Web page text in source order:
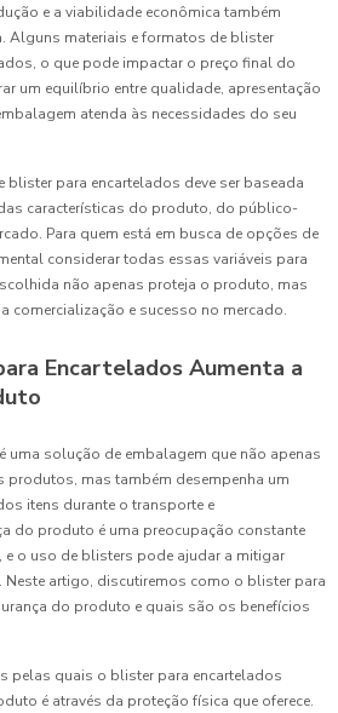
e a viabilidade econômica também
Alguns materiais e formatos de blister
o que pode impactar o preço final do
um equilíbrio entre qualidade, apresentação
atenda às necessidades do seu
blister para encartelados deve ser baseada
características do produto, do público-
Para quem está em busca de opções de
considerar todas essas variáveis para
não apenas proteja o produto, mas
comercialização e sucesso no mercado.
Encartelados Aumenta a
uma solução de embalagem que não apenas
produtos, mas também desempenha um
itens durante o transporte e
do produto é uma preocupação constante
e o uso de blisters pode ajudar a mitigar
artigo, discutiremos como o blister para
do produto e quais são os benefícios
pelas quais o blister para encartelados
é através da proteção física que oferece.